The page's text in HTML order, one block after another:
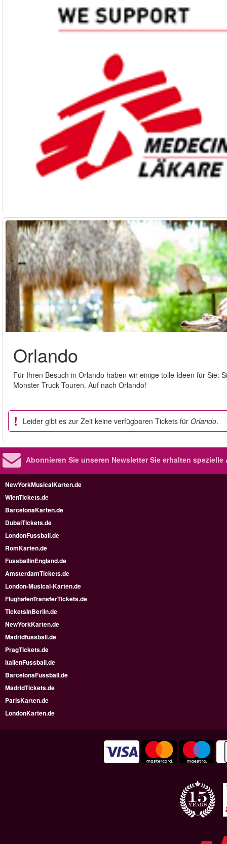
Orlando
Für Ihren Besuch in Orlando haben wir einige tolle Ideen für Sie:
Monster Truck Touren. Auf nach Orlando!
Leider gibt es zur Zeit keine verfügbaren Tickets für Orlando.
Abonnieren Sie unseren NewsletterSie erhalten spezielle
NewYorkMusicalKarten.de
WienTickets.de
BarcelonaKarten.de
DubaiTickets.de
LondonFussball.de
RomKarten.de
FussballinEngland.de
AmsterdamTickets.de
London-Musical-Karten.de
FlughafenTransferTickets.de
TicketsInBerlin.de
NewYorkKarten.de
Madridfussball.de
PragTickets.de
ItalienFussball.de
BarcelonaFussball.de
MadridTickets.de
ParisKarten.de
LondonKarten.de